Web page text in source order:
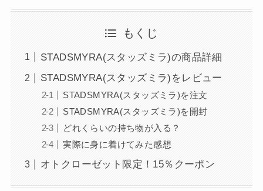
もくじ
STADSMYRA(スタッズミラ)の商品詳細
STADSMYRA(スタッズミラ)をレビュー
STADSMYRA(スタッズミラ)を注文
STADSMYRA(スタッズミラ)を開封
どれくらいの持ち物が入る？
実際に身に着けてみた感想
オトクローゼット限定！15％クーポン